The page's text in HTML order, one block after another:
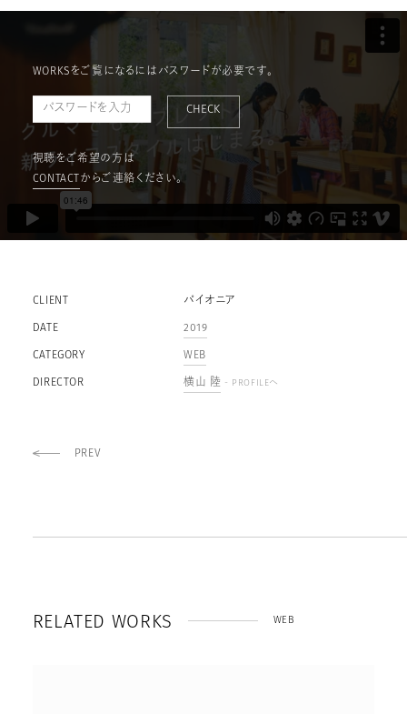
WORKSをご覧になるにはパスワードが必要です。
CHECK
視聴をご希望の方は
CONTACT からご連絡ください。
CLIENT パイオニア
DATE 2019
CATEGORY WEB
DIRECTOR 横山 陸 - PROFILEへ
PREV
RELA T ED WO R KS WEB